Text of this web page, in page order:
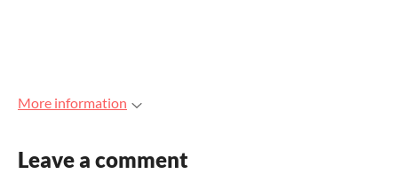
More information
Leave a comment